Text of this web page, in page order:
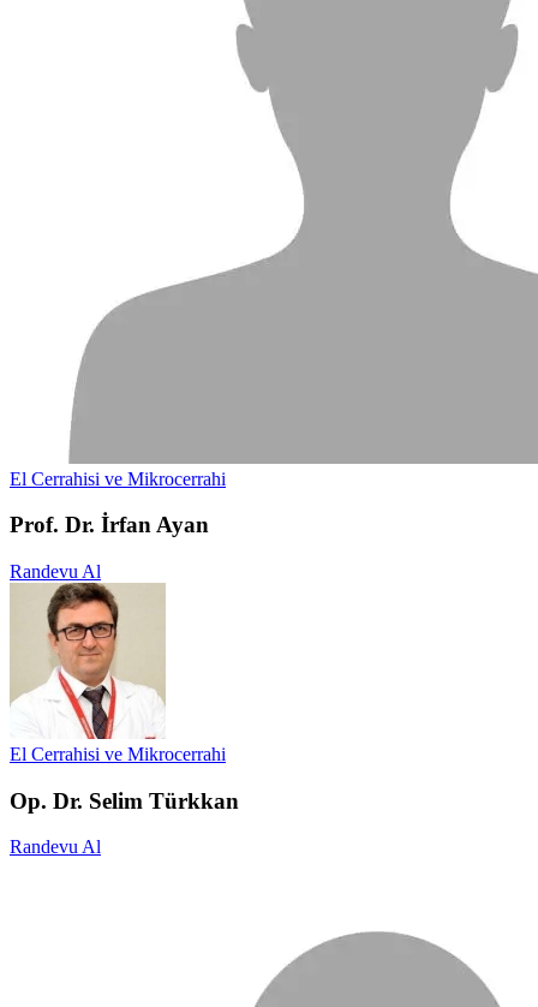
El Cerrahisi ve Mikrocerrahi
Prof. Dr. İrfan Ayan
Randevu Al
El Cerrahisi ve Mikrocerrahi
Op. Dr. Selim Türkkan
Randevu Al